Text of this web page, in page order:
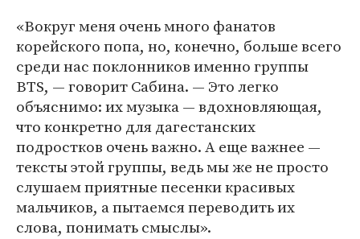
«Вокруг меня очень много фанатов
корейского попа, но, конечно, больше всего
среди нас поклонников именно группы
BTS, — говорит Сабина. — Это легко
объяснимо: их музыка — вдохновляющая,
что конкретно для дагестанских
подростков очень важно. А еще важнее —
тексты этой группы, ведь мы же не просто
слушаем приятные песенки красивых
мальчиков, а пытаемся переводить их
слова, понимать смыслы».